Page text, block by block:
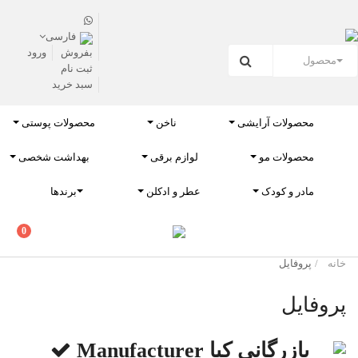
محصول
فارسی
بفروش
ورود
ثبت نام
سبد خرید
محصولات آرایشی ناخن محصولات پوستی
محصولات مو لوازم برقی بهداشت شخصی
مادر و کودک عطر و ادکلن برندها
بهداشت شخصی
خانه پروفایل
پروفایل
بازرگانی کیاManufacturer